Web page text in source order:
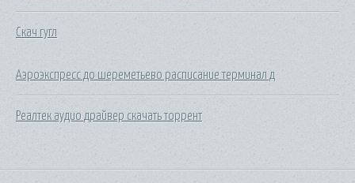
Скач гугл
Аэроэкспресс до шереметьево расписание терминал д
Реалтек аудио драйвер скачать торрент